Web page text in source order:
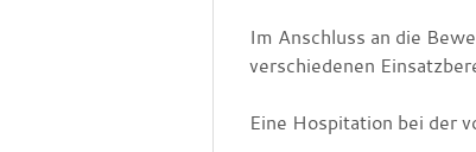
Im Anschluss an die
verschiedenen
Eine Hospitation bei der